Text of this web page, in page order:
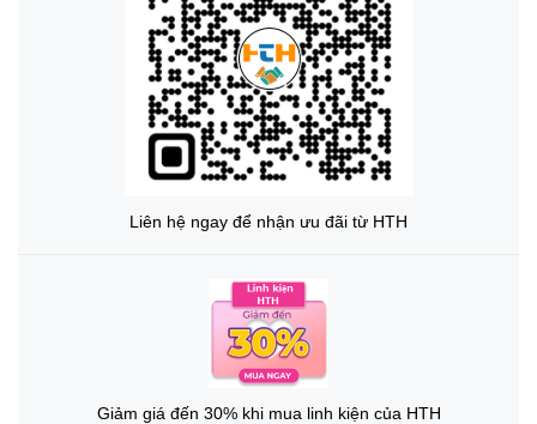
Liên hệ ngay để nhận ưu đãi từ HTH
Giảm giá đến 30% khi mua linh kiện của HTH